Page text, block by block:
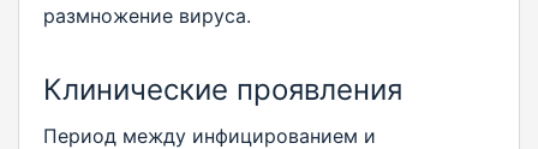
размножение вируса.
Клинические проявления
Период между инфицированием и